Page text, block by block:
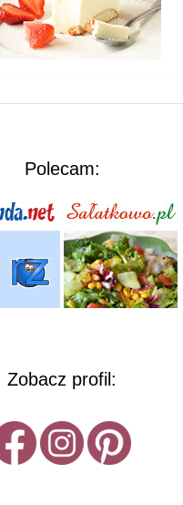
Polecam:
Zobacz profil: